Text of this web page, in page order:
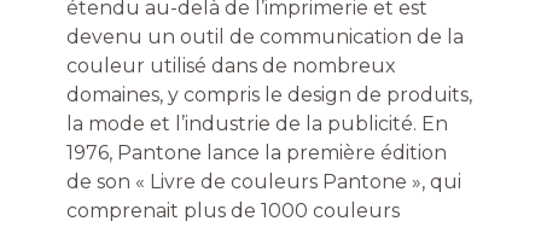
étendu au-delà de l’imprimerie et est
devenu un outil de communication de la
couleur utilisé dans de nombreux
domaines, y compris le design de produits,
la mode et l’industrie de la publicité. En
1976, Pantone lance la première édition
de son « Livre de couleurs Pantone », qui
comprenait plus de 1000 couleurs